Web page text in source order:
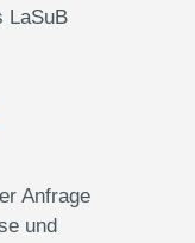
LaSuB
Anfrage
und